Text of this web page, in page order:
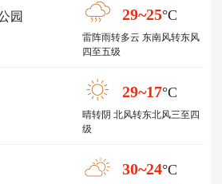
园 29~25°C
雷阵雨转多云 东南风转东风
四至五级
29~17°C
晴转阴 北风转东北风三至四
级
30~24°C